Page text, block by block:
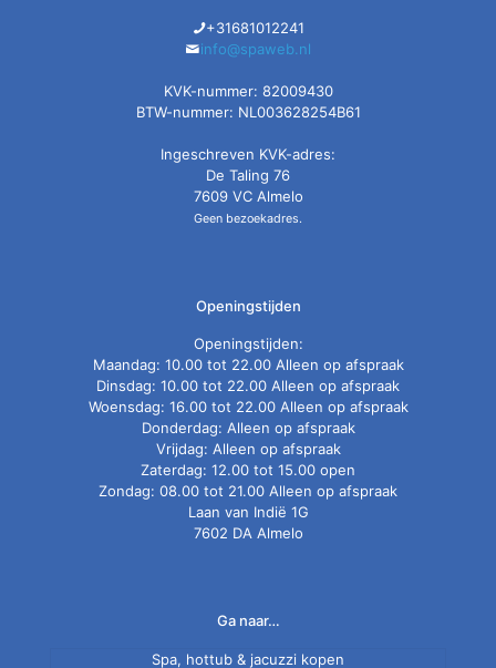
+31681012241
info@spaweb.nl
KVK-nummer: 82009430
BTW-nummer: NL003628254B61
Ingeschreven KVK-adres:
De Taling 76
7609 VC Almelo
Geen bezoekadres.
Openingstijden
Openingstijden:
Maandag: 10.00 tot 22.00 Alleen op afspraak
Dinsdag: 10.00 tot 22.00 Alleen op afspraak
Woensdag: 16.00 tot 22.00 Alleen op afspraak
Donderdag: Alleen op afspraak
Vrijdag: Alleen op afspraak
Zaterdag: 12.00 tot 15.00 open
Zondag: 08.00 tot 21.00 Alleen op afspraak
Laan van Indië 1G
7602 DA Almelo
Ga naar…
Spa, hottub & jacuzzi kopen